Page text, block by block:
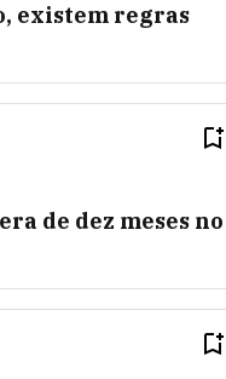
existem regras
de dez meses no